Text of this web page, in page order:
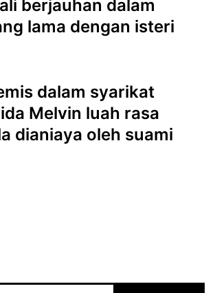
berjauhan dalam
lama dengan isteri
dalam syarikat
Melvin luah rasa
dianiaya oleh suami